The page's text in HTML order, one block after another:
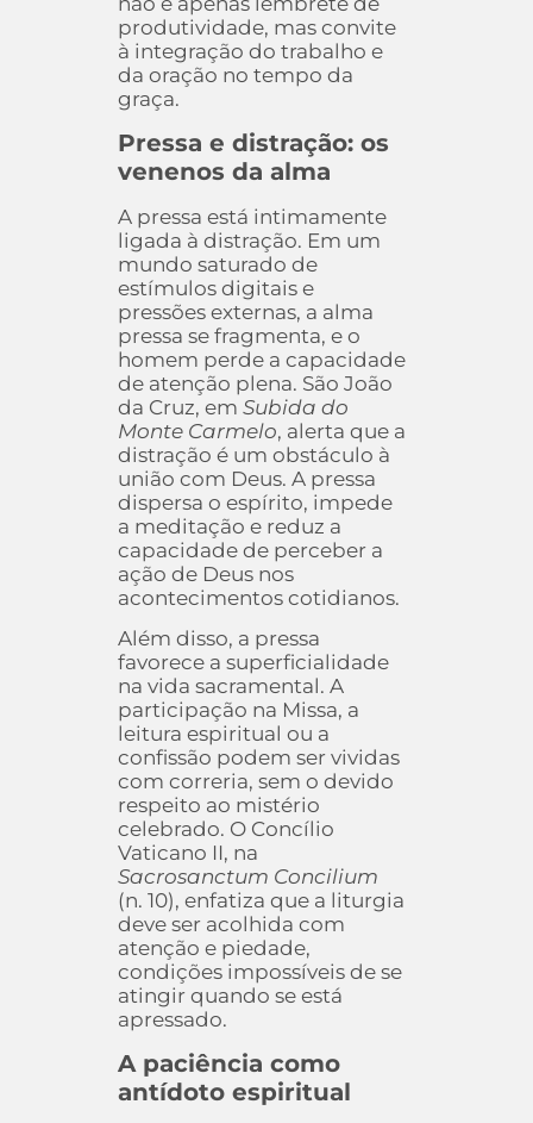
produtividade, mas convite
à integração do trabalho e
da oração no tempo da
graça.
Pressa e distração: os
venenos da alma
A pressa está intimamente
ligada à distração. Em um
mundo saturado de
estímulos digitais e
pressões externas, a alma
pressa se fragmenta, e o
homem perde a capacidade
de atenção plena. São João
da Cruz, em Subida do
Monte Carmelo, alerta que a
distração é um obstáculo à
união com Deus. A pressa
dispersa o espírito, impede
a meditação e reduz a
capacidade de perceber a
ação de Deus nos
acontecimentos cotidianos.
Além disso, a pressa
favorece a superficialidade
na vida sacramental. A
participação na Missa, a
leitura espiritual ou a
confissão podem ser vividas
com correria, sem o devido
respeito ao mistério
celebrado. O Concílio
Vaticano II, na
Sacrosanctum Concilium
(n. 10), enfatiza que a liturgia
deve ser acolhida com
atenção e piedade,
condições impossíveis de se
atingir quando se está
apressado.
A paciência como
antídoto espiritual